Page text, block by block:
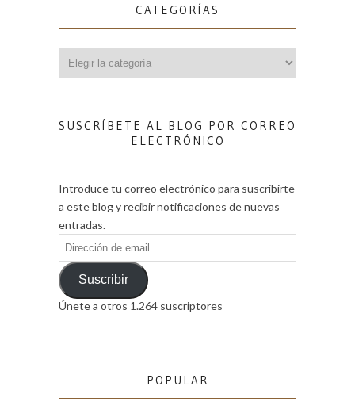
CATEGORÍAS
SUSCRÍBETE AL BLOG POR CORREO
ELECTRÓNICO
Introduce tu correo electrónico para suscribirte
a este blog y recibir notificaciones de nuevas
entradas.
Dirección
de
emailSuscribir
Únete a otros 1.264 suscriptores
POPULAR